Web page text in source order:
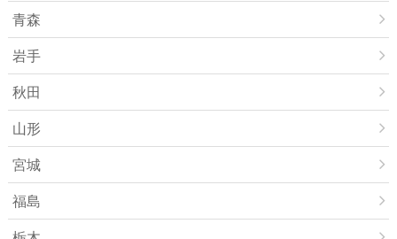
青森
岩手
秋田
山形
宮城
福島